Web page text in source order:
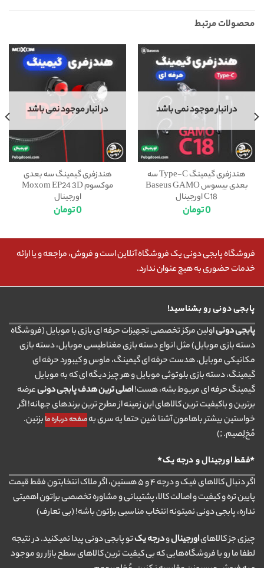
محصولات مرتبط
در انبار موجود نمی باشد
هندزفری گیمینگ Type-C سه
بعدی بیسوس Baseus GAMO
C18 اورجینال
0تومان
در انبار موجود نمی باشد
هندزفری گیمینگ سه بعدی
موکسوم Moxom EP24 3D
اورجینال
0تومان
فروشگاه پابجی دونی یک فروشگاه آنلاین است و فروش، مراجعه و یا ارائه
خدمات حضوری به هیچ عنوان ندارد.
پابجی دونی رو بشناسید!
پابجی دونیاولین مرکز تخصصی تجهیزات حرفه ای بازی با موبایل (فروشگاه
دسته بازی موبایل) مثل انواع دسته بازی مغناطیسی موبایل، دسته بازی
مکانیکی موبایل، هدست حرفه ای گیمینگ، ماوس و کیبورد حرفه ای
گیمینگ، دسته بازی بلوتوثی موبایل و هر چیز دیگه ای که به موبایل
گیمینگ حرفه ای مربوط بشه، هست!اصلی ترین هدف پابجی دونیعرضه
برترین و باکیفیت ترین کالاهای این زمینه از مطرح ترین برندهای جهانه! اگر
خواستین بیشتر باهامون آشنا شین حتما یه سری بهصفحه درباره ما بزنین.
مُخ‌لِصیم. ;)
*فقط اورجینال و درجه یک*
اگر دنبال کالاهای فیک و درجه ۴ و ۵ هستین، اگر ملاک انتخابتون فقط قیمت
پایین تره و کیفیت و اصالت کالا، پشتیبانی و مشاوره تخصصی براتون اهمیتی
نداره، پابجی دونی نمیتونه انتخاب مناسبی براتون باشه! (بی تعارف)
چیزی جز کالاهایاورجینالودرجه یکتو پابجی دونی پیدا نمیکنید. در نتیجه
لطفا ما رو با فروشگاه‌هایی که بی کیفیت ترین کالاهای سطح بازار رو موجود